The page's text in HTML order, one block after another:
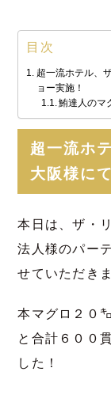
目次
超一流ホテル、
ョー実施！
鮪達人のマ
超一流ホ
大阪様に
本日は、ザ・
法人様のパー
せていただき
本マグロ２０
と合計６００
した！